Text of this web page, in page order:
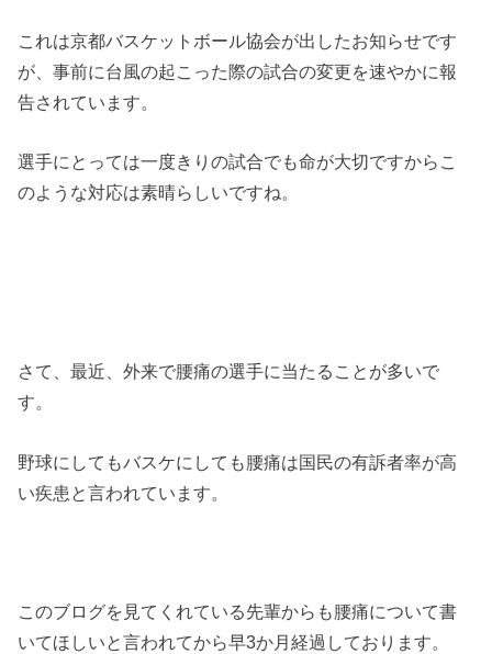
これは京都バスケットボール協会が出したお知らせです
が、事前に台風の起こった際の試合の変更を速やかに報
告されています。
選手にとっては一度きりの試合でも命が大切ですからこ
のような対応は素晴らしいですね。
さて、最近、外来で腰痛の選手に当たることが多いで
す。
野球にしてもバスケにしても腰痛は国民の有訴者率が高
い疾患と言われています。
このブログを見てくれている先輩からも腰痛について書
いてほしいと言われてから早3か月経過しております。